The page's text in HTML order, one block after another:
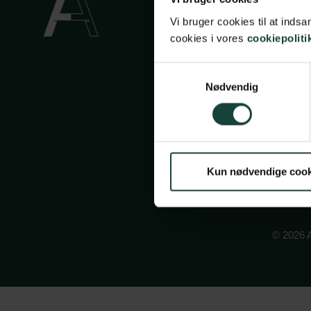
Vi bruger cookies til at
cookies i vores
Nødvendig
Kun nødvendige
© 2026